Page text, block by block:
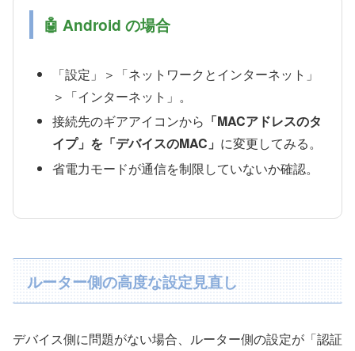
🤖 Android の場合
「設定」＞「ネットワークとインターネット」
＞「インターネット」。
接続先のギアアイコンから 「MACアドレスのタ
イプ」を「デバイスのMAC」 に変更してみる。
省電力モードが通信を制限していないか確認。
ルーター側の高度な設定見直し
デバイス側に問題がない場合、ルーター側の設定が「認証